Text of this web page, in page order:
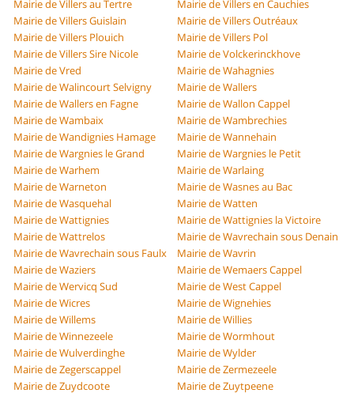
Mairie de Villers au Tertre
Mairie de Villers en Cauchies
Mairie de Villers Guislain
Mairie de Villers Outréaux
Mairie de Villers Plouich
Mairie de Villers Pol
Mairie de Villers Sire Nicole
Mairie de Volckerinckhove
Mairie de Vred
Mairie de Wahagnies
Mairie de Walincourt Selvigny
Mairie de Wallers
Mairie de Wallers en Fagne
Mairie de Wallon Cappel
Mairie de Wambaix
Mairie de Wambrechies
Mairie de Wandignies Hamage
Mairie de Wannehain
Mairie de Wargnies le Grand
Mairie de Wargnies le Petit
Mairie de Warhem
Mairie de Warlaing
Mairie de Warneton
Mairie de Wasnes au Bac
Mairie de Wasquehal
Mairie de Watten
Mairie de Wattignies
Mairie de Wattignies la Victoire
Mairie de Wattrelos
Mairie de Wavrechain sous Denain
Mairie de Wavrechain sous Faulx
Mairie de Wavrin
Mairie de Waziers
Mairie de Wemaers Cappel
Mairie de Wervicq Sud
Mairie de West Cappel
Mairie de Wicres
Mairie de Wignehies
Mairie de Willems
Mairie de Willies
Mairie de Winnezeele
Mairie de Wormhout
Mairie de Wulverdinghe
Mairie de Wylder
Mairie de Zegerscappel
Mairie de Zermezeele
Mairie de Zuydcoote
Mairie de Zuytpeene